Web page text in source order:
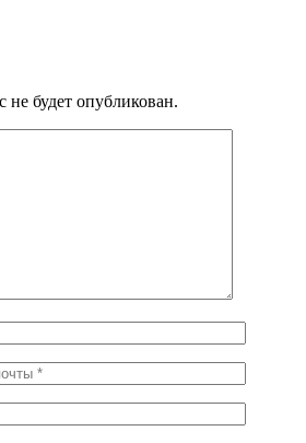
будет опубликован.